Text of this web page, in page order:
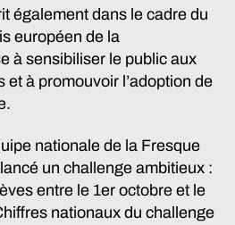
également dans le cadre du
européen de la
à sensibiliser le public aux
et à promouvoir l’adoption de
nationale de la Fresque
un challenge ambitieux :
entre le 1er octobre et le
nationaux du challenge